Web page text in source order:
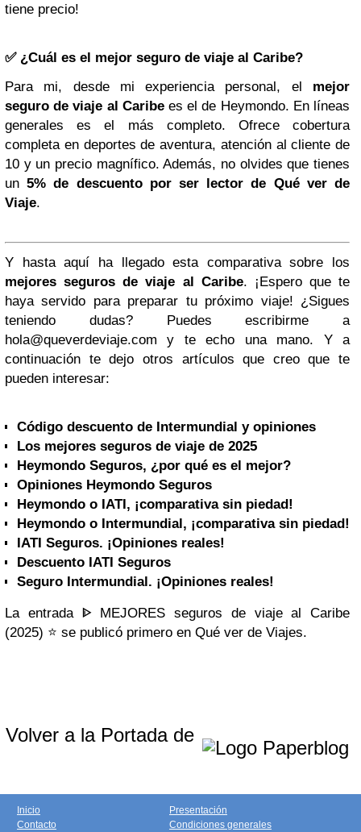
tiene precio!
✅ ¿Cuál es el mejor seguro de viaje al Caribe?
Para mi, desde mi experiencia personal, el mejor
seguro de viaje al Caribe es el de Heymondo. En líneas
generales es el más completo. Ofrece cobertura
completa en deportes de aventura, atención al cliente de
10 y un precio magnífico. Además, no olvides que tienes
un5% de descuento por ser lector de Qué ver de
Viaje.
Y hasta aquí ha llegado esta comparativa sobre los
mejores seguros de viaje al Caribe. ¡Espero que te
haya servido para preparar tu próximo viaje! ¿Sigues
teniendo dudas? Puedes escribirme a
hola@queverdeviaje.com y te echo una mano. Y a
continuación te dejo otros artículos que creo que te
pueden interesar:
Código descuento de Intermundial y opiniones
Los mejores seguros de viaje de 2025
Heymondo Seguros, ¿por qué es el mejor?
Opiniones Heymondo Seguros
Heymondo o IATI, ¡comparativa sin piedad!
Heymondo o Intermundial, ¡comparativa sin piedad!
IATI Seguros. ¡Opiniones reales!
Descuento IATI Seguros
Seguro Intermundial. ¡Opiniones reales!
La entrada ᐈ MEJORES seguros de viaje al Caribe
(2025) ⭐️ se publicó primero en Qué ver de Viajes.
Volver a la Portada de
Inicio
Contacto
Presentación
Condiciones generales